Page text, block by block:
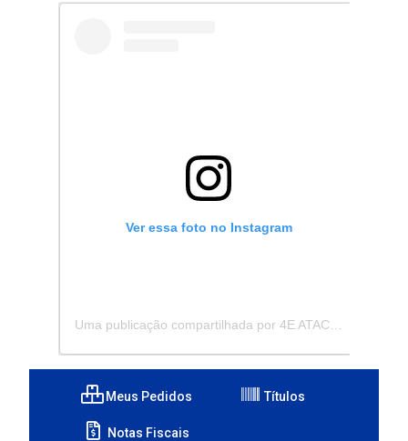
Ver essa foto no Instagram
Meus Pedidos Títulos
Notas Fiscais